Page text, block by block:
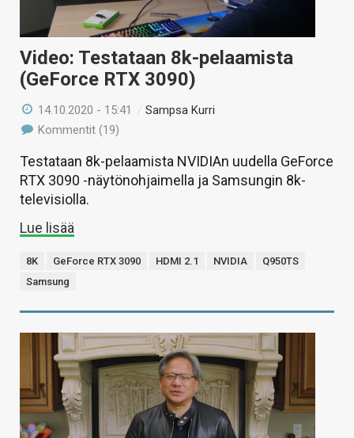
Video: Testataan 8k-pelaamista
(GeForce RTX 3090)
14.10.2020 - 15:41 /Sampsa Kurri
Kommentit (19)
Testataan 8k-pelaamista NVIDIAn uudella GeForce
RTX 3090 -näytönohjaimella ja Samsungin 8k-
televisiolla.
Lue lisää
8K GeForce RTX 3090 HDMI 2.1 NVIDIA
Q950TS
Samsung